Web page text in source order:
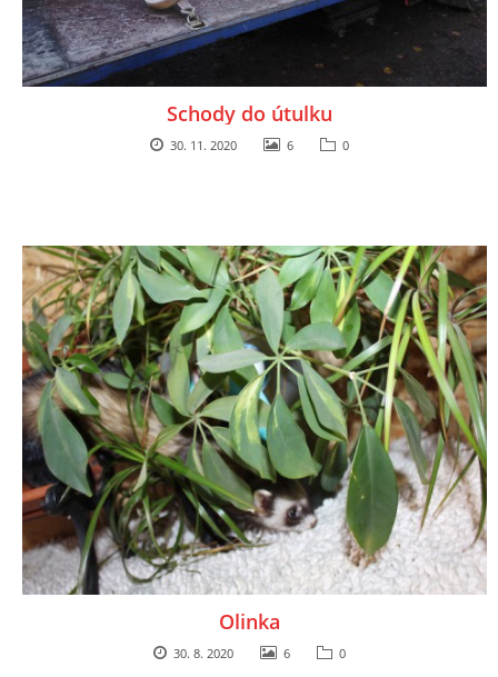
Schody do útulku
30. 11. 2020 6 0
Olinka
30. 8. 2020 6 0